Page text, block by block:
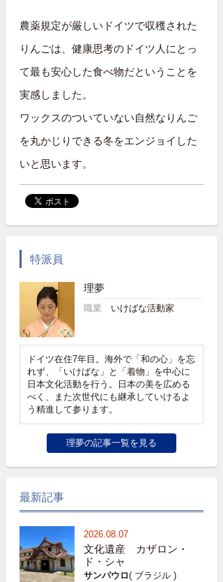
農薬規定が厳しいドイツで収穫された
りんごは、健康思考のドイツ人にとっ
て最も安心した食べ物だということを
実感しました。
ワックスのついていない自然なりんご
を丸かじりできる冬をエンジョイした
いと思います。
特派員
理夢
職業 いけばな活動家
ドイツ在住7年目。海外で「和の心」を忘
れず、「いけばな」と「着物」を中心に
日本文化活動を行う。日本の美を広める
べく、また次世代にも継承していけるよ
う精進して参ります。
理夢の記事一覧を見る
最新記事
2026.08.07
文化遺産 カザロン・
ド・シャ
サンパウロ( ブラジル )